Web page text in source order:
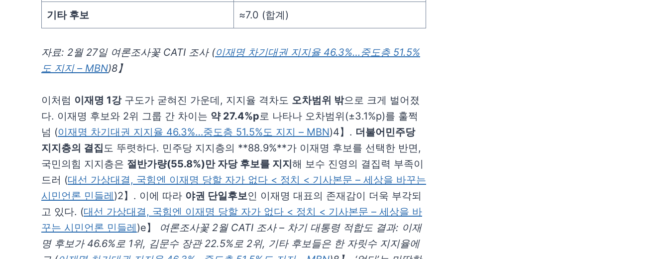
기타 후보 ≈7.0 (합계)
자료: 2월 27일 여론조사꽃 CATI 조사 (이재명 차기대권 지지율 46.3%…중도층 51.5%
도 지지 – MBN)8】
이처럼 이재명 1강구도가 굳혀진 가운데, 지지율 격차도 오차범위 밖으로 크게 벌어졌
다. 이재명 후보와 2위 그룹 간 차이는 약 27.4%p로 나타나 오차범위(±3.1%p)를 훌쩍
넘 (이재명 차기대권 지지율 46.3%…중도층 51.5%도 지지 – MBN)4】. 더불어민주당
지지층의 결집도 뚜렷하다. 민주당 지지층의 **88.9%**가 이재명 후보를 선택한 반면,
국민의힘 지지층은 절반가량(55.8%)만 자당 후보를 지지해 보수 진영의 결집력 부족이
드러 (대선 가상대결, 국힘엔 이재명 당할 자가 없다 < 정치 < 기사본문 – 세상을 바꾸는
시민언론 민들레)2】. 이에 따라 야권 단일후보인 이재명 대표의 존재감이 더욱 부각되
고 있다. (대선 가상대결, 국힘엔 이재명 당할 자가 없다 < 정치 < 기사본문 – 세상을 바
꾸는 시민언론 민들레)e】
여론조사꽃 2월 CATI 조사 – 차기 대통령 적합도 결과: 이재
명 후보가 46.6%로 1위, 김문수 장관 22.5%로 2위, 기타 후보들은 한 자릿수 지지율에